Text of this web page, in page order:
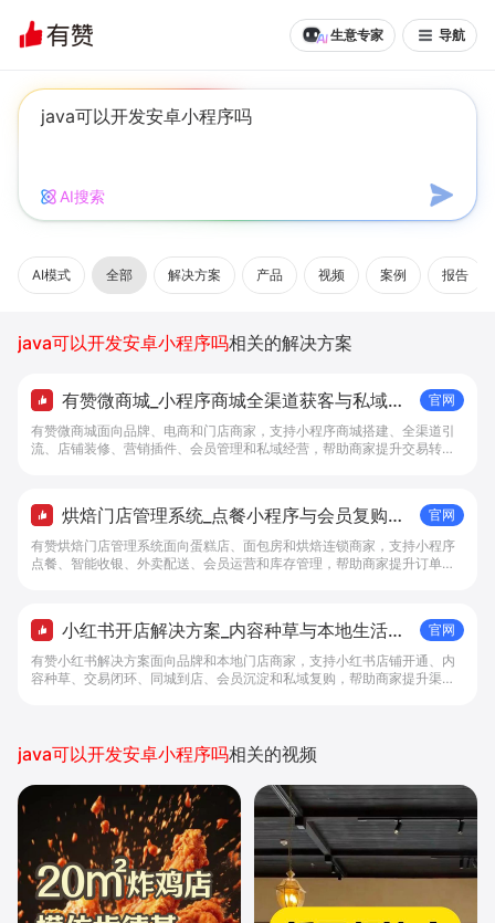
生意专家 导航
AI搜索
AI模式 全部 解决方案 产品 视频 案例 报告
java可以开发安卓小程序吗相关的解决方案
有赞微商城_小程序商城全渠道获客与私域复
购工具 - 做生意, 找有赞
官网
有赞微商城面向品牌、电商和门店商家，支持小程序商城搭建、全渠道引
流、店铺装修、营销插件、会员管理和私域经营，帮助商家提升交易转化
烘焙门店管理系统_点餐小程序与会员复购工
具 - 做生意, 找有赞
官网
有赞烘焙门店管理系统面向蛋糕店、面包房和烘焙连锁商家，支持小程序
点餐、智能收银、外卖配送、会员运营和库存管理，帮助商家提升订单转
小红书开店解决方案_内容种草与本地生活转
化工具 - 做生意, 找有赞
官网
有赞小红书解决方案面向品牌和本地门店商家，支持小红书店铺开通、内
容种草、交易闭环、同城到店、会员沉淀和私域复购，帮助商家提升渠道
java可以开发安卓小程序吗相关的视频